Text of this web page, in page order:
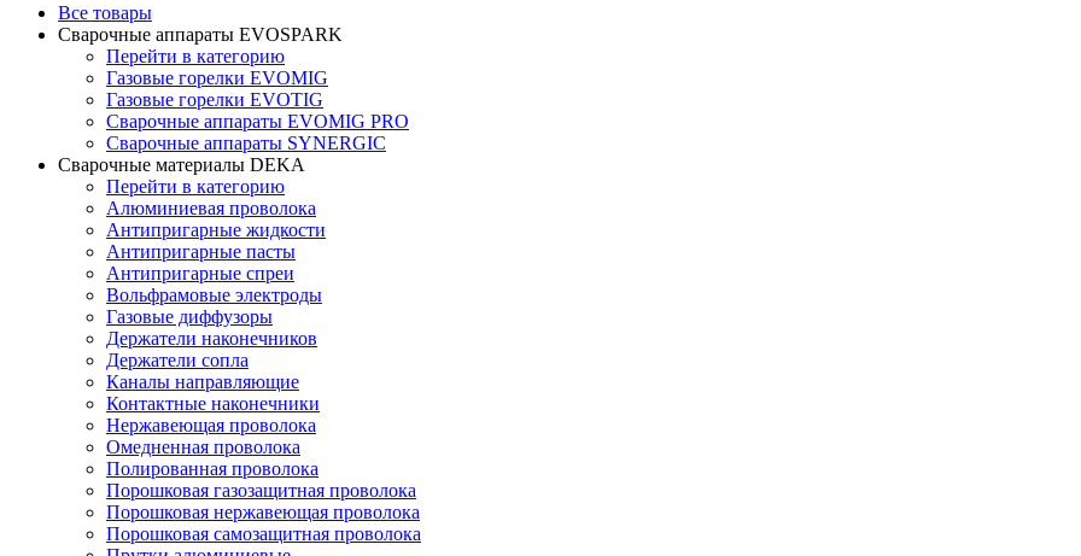
Все товары
Сварочные аппараты EVOSPARK
Перейти в категорию
Газовые горелки EVOMIG
Газовые горелки EVOTIG
Сварочные аппараты EVOMIG PRO
Сварочные аппараты SYNERGIC
Сварочные материалы DEKA
Перейти в категорию
Алюминиевая проволока
Антипригарные жидкости
Антипригарные пасты
Антипригарные спреи
Вольфрамовые электроды
Газовые диффузоры
Держатели наконечников
Держатели сопла
Каналы направляющие
Контактные наконечники
Нержавеющая проволока
Омедненная проволока
Полированная проволока
Порошковая газозащитная проволока
Порошковая нержавеющая проволока
Порошковая самозащитная проволока